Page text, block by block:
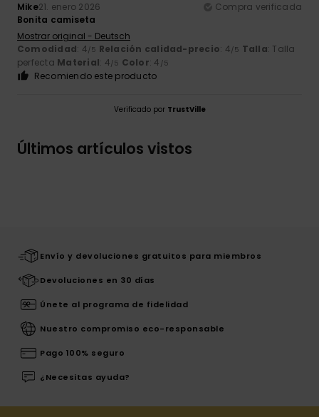
Mike21. enero 2026
Compra verificada
Bonita camiseta
Mostrar original - Deutsch
Comodidad: 4/5 Relación calidad-precio: 4/5 Talla: Talla
perfecta Material: 4/5 Color: 4 /5
Recomiendo este producto
Verificado por TrustVille
Últimos artículos vistos
Envío y devoluciones gratuitos para miembros
Devoluciones en 30 días
Únete al programa de fidelidad
Nuestro compromiso eco-responsable
Pago 100% seguro
¿Necesitas ayuda?